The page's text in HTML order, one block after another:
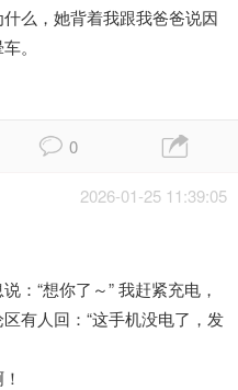
么，她背着我跟我爸爸说因
。
0
2026-01-25 11:39:05
：“想你了～” 我赶紧充电，
有人回：“这手机没电了，发